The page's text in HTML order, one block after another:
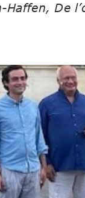
Haffen, De